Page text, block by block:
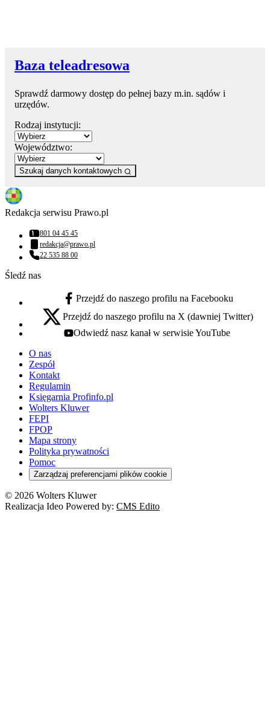
Baza teleadresowa
Sprawdź darmowy dostęp do pełnej bazy m.in. sądów i
urzędów.
Rodzaj instytucji:
Województwo:
Szukaj danych kontaktowych
Redakcja serwisu Prawo.pl
Numer telefonu:
801 04 45 45
Adres email:
redakcja@prawo.pl
Numer telefonu:
22 535 88 00
Śledź nas
facebook - otwiera się w nowej karcie
Przejdź do naszego profilu na Facebooku
x - otwiera się w nowej karcie
Przejdź do naszego profilu na X (dawniej Twitter)
youtube - otwiera się w nowej karcie
Odwiedź nasz kanał w serwisie YouTube
O nas
Zespół
Kontakt
Regulamin
Księgarnia Profinfo.pl
Wolters Kluwer
FEPI
FPOP
Mapa strony
Polityka prywatności
Pomoc
Zarządzaj preferencjami plików cookie
© 2026 Wolters Kluwer
Realizacja Ideo Powered by: CMS Edito